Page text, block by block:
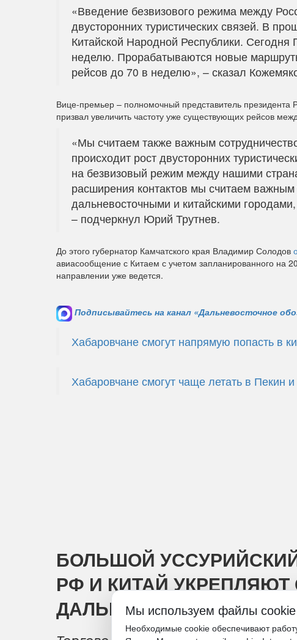
«Введение безвизового режима между
двусторонних туристических связей. В
Китайской Народной Республики.
неделю. Прорабатываются новые
рейсов до 70 в неделю», – сказал
Вице-премьер – полномочный представитель
призвал увеличить частоту уже существующих рейсов
«Мы считаем также важным
происходит рост двусторонних
на безвизовый режим между нашими
расширения контактов мы считаем
дальневосточными и китайскими
– подчеркнул Юрий Трутнев.
До этого губернатор Камчатского края Владимир Солодов
авиасообщение с Китаем с учетом запланированного на
направлении уже ведется.
Подписывайтесь на канал «Дальневосточное
Хабаровчане смогут напрямую попасть в
Хабаровчане смогут чаще летать в Пекин
БОЛЬШОЙ
РФ И КИТАЙ
ДАЛЬНЕМ ВОСТОКЕ
Мы используем файлы cookie
Необходимые cookie обеспечивают